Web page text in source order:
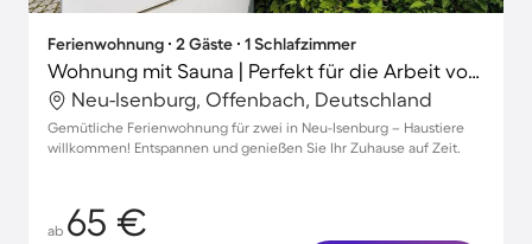
Ferienwohnung ∙ 2 Gäste ∙ 1 Schlafzimmer
Wohnung mit Sauna | Perfekt für die Arbeit von Zuhause | Haustierfreundlich
Neu-Isenburg, Offenbach, Deutschland
Gemütliche Ferienwohnung für zwei in Neu-Isenburg – Haustiere
willkommen! Entspannen und genießen Sie Ihr Zuhause auf Zeit.
ab 65 €